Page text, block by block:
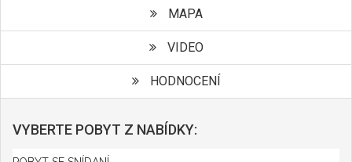
MAPA
VIDEO
HODNOCENÍ
VYBERTE POBYT Z NABÍDKY: